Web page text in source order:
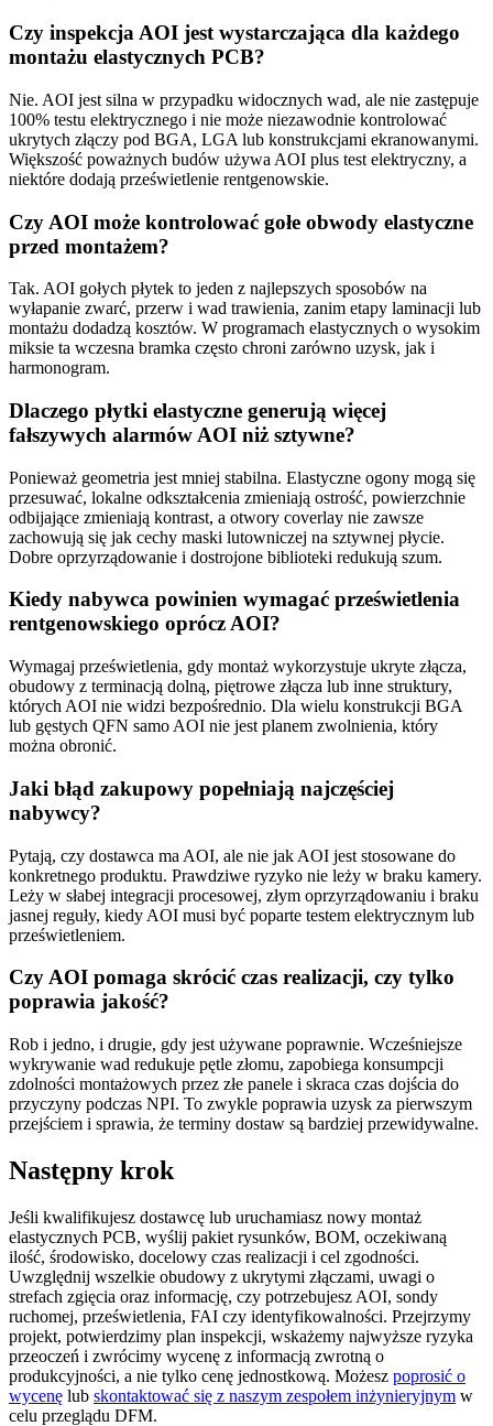
Czy inspekcja AOI jest wystarczająca dla każdego
montażu elastycznych PCB?
Nie. AOI jest silna w przypadku widocznych wad, ale nie zastępuje
100% testu elektrycznego i nie może niezawodnie kontrolować
ukrytych złączy pod BGA, LGA lub konstrukcjami ekranowanymi.
Większość poważnych budów używa AOI plus test elektryczny, a
niektóre dodają prześwietlenie rentgenowskie.
Czy AOI może kontrolować gołe obwody elastyczne
przed montażem?
Tak. AOI gołych płytek to jeden z najlepszych sposobów na
wyłapanie zwarć, przerw i wad trawienia, zanim etapy laminacji lub
montażu dodadzą kosztów. W programach elastycznych o wysokim
miksie ta wczesna bramka często chroni zarówno uzysk, jak i
harmonogram.
Dlaczego płytki elastyczne generują więcej
fałszywych alarmów AOI niż sztywne?
Ponieważ geometria jest mniej stabilna. Elastyczne ogony mogą się
przesuwać, lokalne odkształcenia zmieniają ostrość, powierzchnie
odbijające zmieniają kontrast, a otwory coverlay nie zawsze
zachowują się jak cechy maski lutowniczej na sztywnej płycie.
Dobre oprzyrządowanie i dostrojone biblioteki redukują szum.
Kiedy nabywca powinien wymagać prześwietlenia
rentgenowskiego oprócz AOI?
Wymagaj prześwietlenia, gdy montaż wykorzystuje ukryte złącza,
obudowy z terminacją dolną, piętrowe złącza lub inne struktury,
których AOI nie widzi bezpośrednio. Dla wielu konstrukcji BGA
lub gęstych QFN samo AOI nie jest planem zwolnienia, który
można obronić.
Jaki błąd zakupowy popełniają najczęściej
nabywcy?
Pytają, czy dostawca ma AOI, ale nie jak AOI jest stosowane do
konkretnego produktu. Prawdziwe ryzyko nie leży w braku kamery.
Leży w słabej integracji procesowej, złym oprzyrządowaniu i braku
jasnej reguły, kiedy AOI musi być poparte testem elektrycznym lub
prześwietleniem.
Czy AOI pomaga skrócić czas realizacji, czy tylko
poprawia jakość?
Rob i jedno, i drugie, gdy jest używane poprawnie. Wcześniejsze
wykrywanie wad redukuje pętle złomu, zapobiega konsumpcji
zdolności montażowych przez złe panele i skraca czas dojścia do
przyczyny podczas NPI. To zwykle poprawia uzysk za pierwszym
przejściem i sprawia, że terminy dostaw są bardziej przewidywalne.
Następny krok
Jeśli kwalifikujesz dostawcę lub uruchamiasz nowy montaż
elastycznych PCB, wyślij pakiet rysunków, BOM, oczekiwaną
ilość, środowisko, docelowy czas realizacji i cel zgodności.
Uwzględnij wszelkie obudowy z ukrytymi złączami, uwagi o
strefach zgięcia oraz informację, czy potrzebujesz AOI, sondy
ruchomej, prześwietlenia, FAI czy identyfikowalności. Przejrzymy
projekt, potwierdzimy plan inspekcji, wskażemy najwyższe ryzyka
przeoczeń i zwrócimy wycenę z informacją zwrotną o
produkcyjności, a nie tylko cenę jednostkową. Możesz poprosić o
wycenę lub skontaktować się z naszym zespołem inżynieryjnym w
celu przeglądu DFM.